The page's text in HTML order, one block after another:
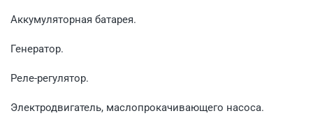
Аккумуляторная батарея.
Генератор.
Реле-регулятор.
Электродвигатель, маслопрокачивающего насоса.